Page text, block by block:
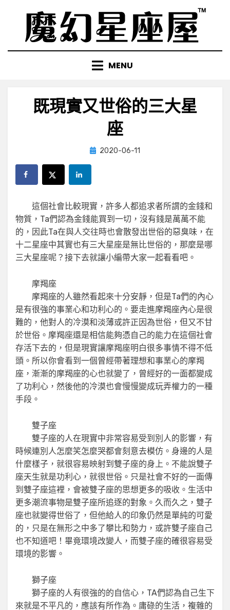
content
MENU
既現實又世俗的三大星
座
by小編
Posted
2020-06-11
這個社會比較現實，許多人都追求者所謂的金錢和
物質，Ta們認為金錢能買到一切，沒有錢是萬萬不能
的，因此Ta在與人交往時也會散發出世俗的惡臭味，在
十二星座中其實也有三大星座是無比世俗的，那麼是哪
三大星座呢？接下去就讓小編帶大家一起看看吧。
摩羯座
摩羯座的人雖然看起來十分安靜，但是Ta們的內心
是有很強的事業心和功利心的。要走進摩羯座內心是很
難的，他對人的冷漠和淡薄或許正因為世俗，但又不甘
於世俗。摩羯座還是相信能夠憑自己的能力在這個社會
存活下去的，但是現實讓摩羯座明白很多事情不得不低
頭。所以你會看到一個曾經帶著理想和事業心的摩羯
座，漸漸的摩羯座的心也就變了，曾經好的一面都變成
了功利心，然後他的冷漠也會慢慢變成玩弄權力的一種
手段。
雙子座
雙子座的人在現實中非常容易受到別人的影響，有
時候連別人怎麼笑怎麼哭都會刻意去模仿。身邊的人是
什麼樣子，就很容易映射到雙子座的身上。不能說雙子
座天生就是功利心，就很世俗。只是社會不好的一面傳
到雙子座這裡，會被雙子座的思想更多的吸收。生活中
更多潮流事物是雙子座所追逐的對象。久而久之，雙子
座也就變得世俗了，但他給人的印象仍然是單純的可愛
的，只是在無形之中多了攀比和勢力，或許雙子座自己
也不知道吧！畢竟環境改變人，而雙子座的確很容易受
環境的影響。
獅子座
獅子座的人有很強的的自信心，TA們認為自己生下
來就是不平凡的，應該有所作為。庸碌的生活，複雜的